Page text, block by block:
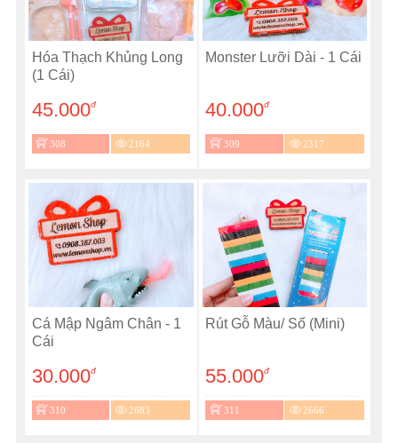
Hóa Thạch Khủng Long
(1 Cái)
45.000đ
308 2164
Monster Lưỡi Dài - 1 Cái
40.000đ
309 2317
Cá Mập Ngâm Chân - 1
Cái
30.000đ
310 2683
Rút Gỗ Màu/ Số (Mini)
55.000đ
311 2666